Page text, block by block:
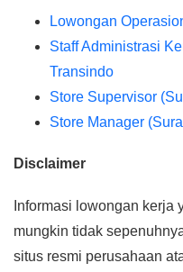
Lowongan
Staff Administrasi
Transindo
Store Supervisor
Store Manager
Disclaimer
Informasi lowongan kerja
mungkin tidak
situs resmi perusahaan